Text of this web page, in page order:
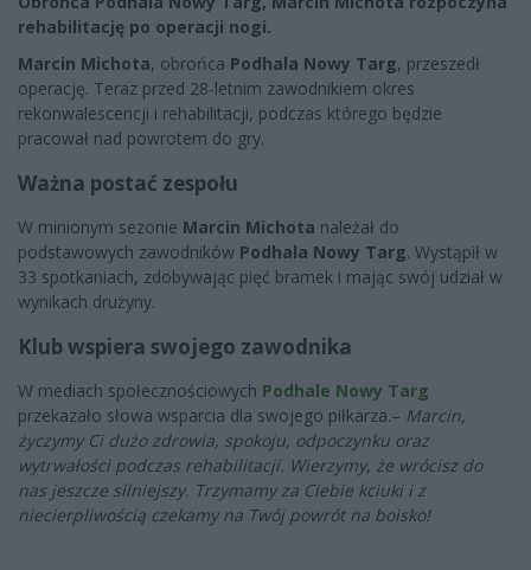
rehabilitację po operacji nogi.
Marcin Michota, obrońca Podhala Nowy Targ, przeszedł
operację. Teraz przed 28-letnim zawodnikiem okres
rekonwalescencji i rehabilitacji, podczas którego będzie
pracował nad powrotem do gry.
Ważna postać zespołu
W minionym sezonie Marcin Michota należał do
podstawowych zawodników Podhala Nowy Targ. Wystąpił w
33 spotkaniach, zdobywając pięć bramek i mając swój udział w
wynikach drużyny.
Klub wspiera swojego zawodnika
W mediach społecznościowych Podhale Nowy Targ
przekazało słowa wsparcia dla swojego piłkarza.– Marcin,
życzymy Ci dużo zdrowia, spokoju, odpoczynku oraz
wytrwałości podczas rehabilitacji. Wierzymy, że wrócisz do
nas jeszcze silniejszy. Trzymamy za Ciebie kciuki i z
niecierpliwością czekamy na Twój powrót na boisko!